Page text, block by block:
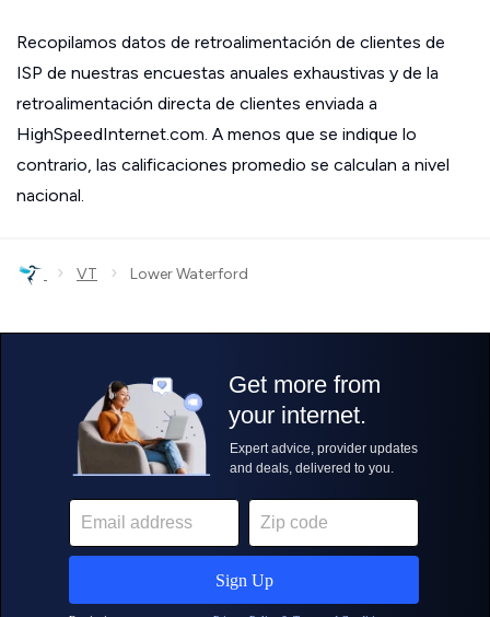
Recopilamos datos de retroalimentación de clientes de
ISP de nuestras encuestas anuales exhaustivas y de la
retroalimentación directa de clientes enviada a
HighSpeedInternet.com. A menos que se indique lo
contrario, las calificaciones promedio se calculan a nivel
nacional.
› VT › Lower Waterford